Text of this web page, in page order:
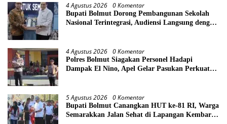
4 Agustus 2026 0 Komentar
Bupati Bolmut Dorong Pembangunan Sekolah
Nasional Terintegrasi, Audiensi Langsung dengan
4 Agustus 2026 0 Komentar
Polres Bolmut Siagakan Personel Hadapi
Dampak El Nino, Apel Gelar Pasukan Perkuat
5 Agustus 2026 0 Komentar
Bupati Bolmut Canangkan HUT ke-81 RI, Warga
Semarakkan Jalan Sehat di Lapangan Kembar